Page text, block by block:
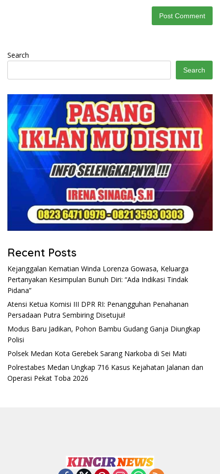
Search
Search
Recent Posts
Kejanggalan Kematian Winda Lorenza Gowasa, Keluarga
Pertanyakan Kesimpulan Bunuh Diri: “Ada Indikasi Tindak
Pidana”
Atensi Ketua Komisi III DPR RI: Penangguhan Penahanan
Persadaan Putra Sembiring Disetujui!
Modus Baru Jadikan, Pohon Bambu Gudang Ganja Diungkap
Polisi
Polsek Medan Kota Gerebek Sarang Narkoba di Sei Mati
Polrestabes Medan Ungkap 716 Kasus Kejahatan Jalanan dan
Operasi Pekat Toba 2026